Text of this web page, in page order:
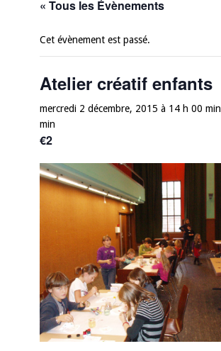
« Tous les Évènements
Cet évènement est passé.
Atelier créatif enfants
mercredi 2 décembre, 2015 à 14 h 00 min
min
€2